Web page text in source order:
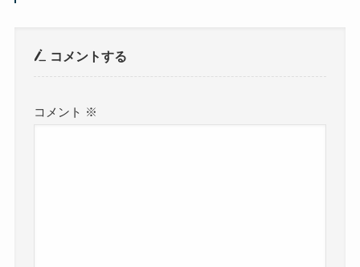
コメントする
コメント ※